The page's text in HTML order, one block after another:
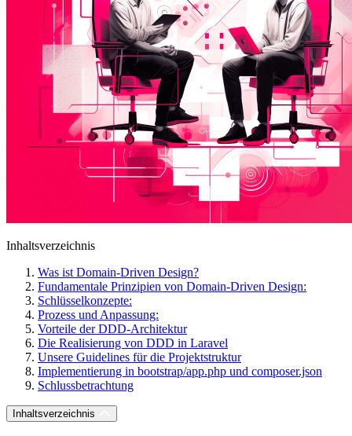
Inhaltsverzeichnis
Was ist Domain-Driven Design?
Fundamentale Prinzipien von Domain-Driven Design:
Schlüsselkonzepte:
Prozess und Anpassung:
Vorteile der DDD-Architektur
Die Realisierung von DDD in Laravel
Unsere Guidelines für die Projektstruktur
Implementierung in bootstrap/app.php und composer.json
Schlussbetrachtung
Inhaltsverzeichnis